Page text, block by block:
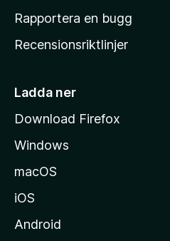
h
m
i
a
Rapportera en bugg
Recensionsriktlinjer
Ladda ner
Download Firefox
Windows
macOS
iOS
Android